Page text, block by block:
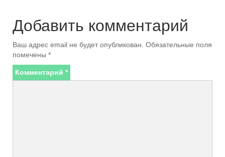
Добавить комментарий
Ваш адрес email не будет опубликован. Обязательные поля
помечены *
Комментарий *